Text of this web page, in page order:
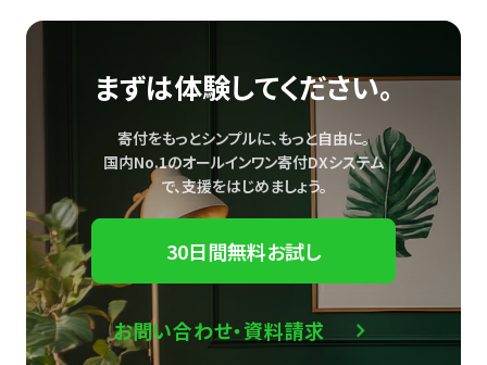
まずは体験してください。
寄付をもっとシンプルに、もっと自由に。
国内No.1のオールインワン寄付DXシステム
で、支援をはじめましょう。
30日間無料お試し
お問い合わせ・資料請求